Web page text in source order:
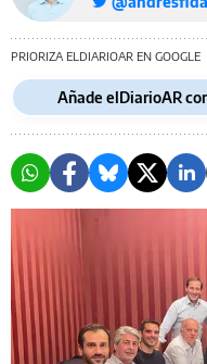
PRIORIZA ELDIARIOAR EN GOOGLE
Añade elDiarioAR